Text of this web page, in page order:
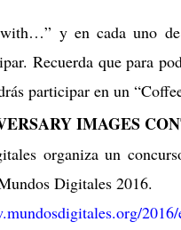
y en cada uno
Recuerda que para
participar en un
IMAGES
organiza un
Digitales 2016.